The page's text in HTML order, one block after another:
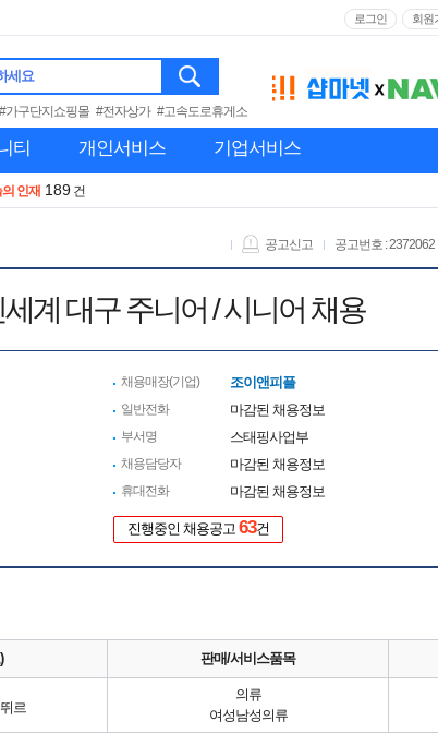
로그인 회원
세요
#가구단지쇼핑몰 #전자상가 #고속도로휴게소
티 개인서비스 기업서비스
인재 189 건
공고번호 : 2372062
공고신고
세계 대구 주니어 / 시니어 채용
채용매장(기업) 조이앤피플
일반전화 마감된 채용정보
부서명 스태핑사업부
채용담당자 마감된 채용정보
휴대전화 마감된 채용정보
진행중인 채용공고 63건
판매/서비스품목
르
의류
여성남성의류